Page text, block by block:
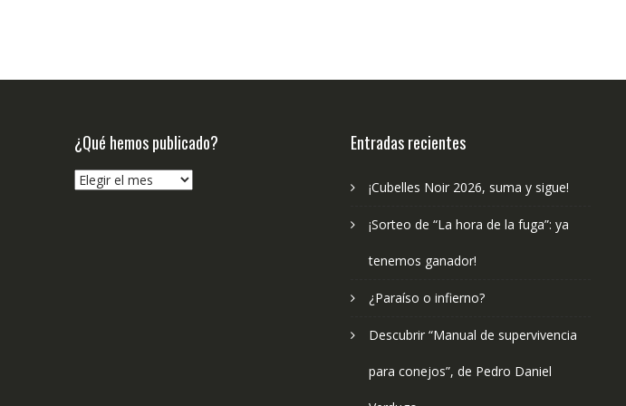
¿Qué hemos publicado?
¿Qué
Entradas recientes
¡Cubelles Noir 2026, suma y sigue!
¡Sorteo de “La hora de la fuga”: ya
tenemos ganador!
¿Paraíso o infierno?
Descubrir “Manual de supervivencia
para conejos”, de Pedro Daniel